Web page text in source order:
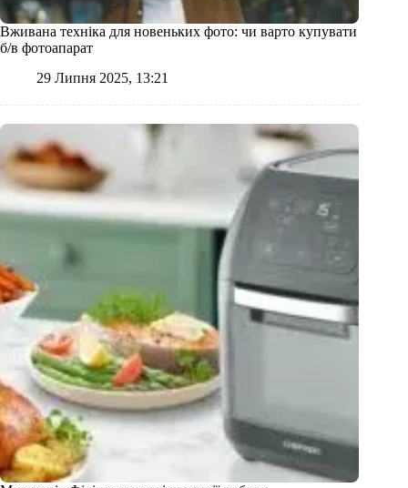
Вживана техніка для новеньких фото: чи варто купувати
б/в фотоапарат
29 Липня 2025, 13:21